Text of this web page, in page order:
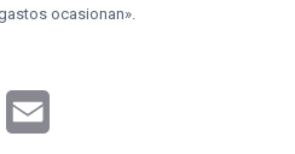
ocasionan».
LinkedIn